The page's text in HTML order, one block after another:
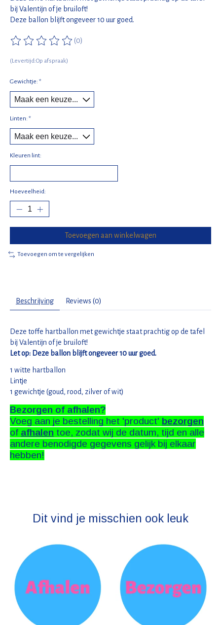
bij Valentijn of je bruiloft!
Deze ballon blijft ongeveer 10 uur goed.
De beoordeling van dit product is
(0)
(Levertijd:Op afspraak)
Gewichtje: *
Linten: *
Kleuren lint:
Hoeveelheid:
Toevoegen aan winkelwagen
Toevoegen om te vergelijken
Beschrijving Reviews (0)
Deze toffe hartballon met gewichtje staat prachtig op de tafel
bij Valentijn of je bruiloft!
Let op: Deze ballon blijft ongeveer 10 uur goed.
1 witte hartballon
Lintje
1 gewichtje (goud, rood, zilver of wit)
Bezorgen of afhalen?
Voeg aan je bestelling het 'product' bezorgen
of afhalen toe, zodat wij de datum, tijd en alle
andere benodigde gegevens gelijk bij elkaar
hebben!
Dit vind je misschien ook leuk
Items van productcarrousel